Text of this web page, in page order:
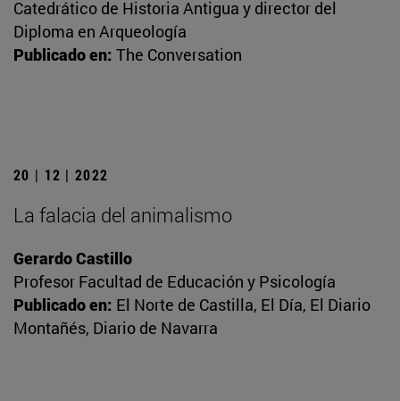
Catedrático de Historia Antigua y director del
Diploma en Arqueología
Publicado en: The Conversation
20 | 12 | 2022
La falacia del animalismo
Gerardo Castillo
Profesor Facultad de Educación y Psicología
Publicado en: El Norte de Castilla, El Día, El Diario
Montañés, Diario de Navarra